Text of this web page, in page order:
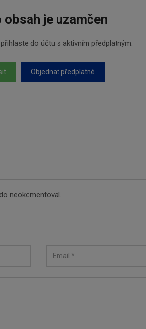
obsah je uzamčen
do účtu s aktivním předplatným.
Objednat předplatné
neokomentoval.